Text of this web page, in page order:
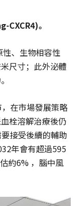
。
、生物相容性
尺寸；此外泌體
在市場發展策略
栓溶解治療後仍
接受後續的輔助
年會有超過595
約6% ，腦中風